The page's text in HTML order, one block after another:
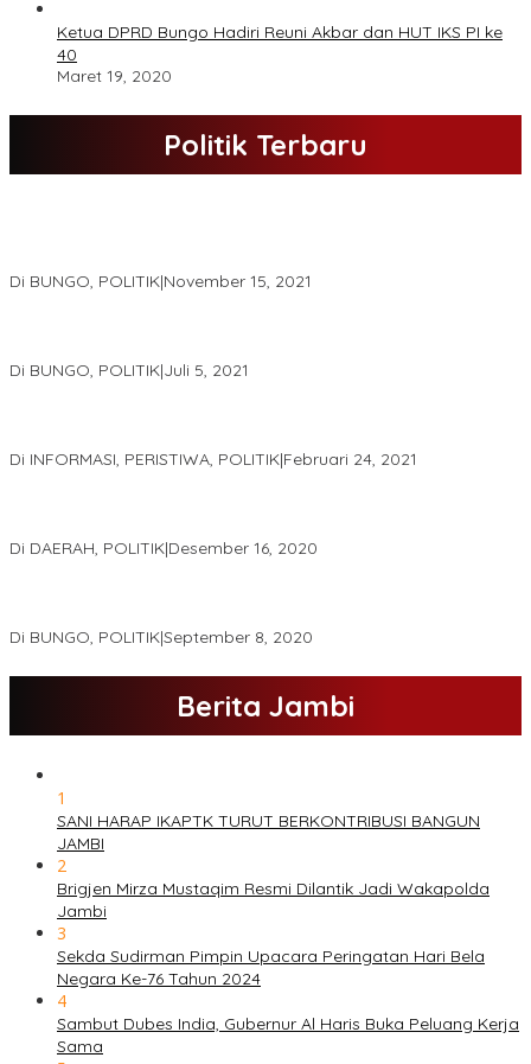
Ketua DPRD Bungo Hadiri Reuni Akbar dan HUT IKS PI ke
40
Maret 19, 2020
Politik Terbaru
Di BUNGO, POLITIK|November 15, 2021
Di BUNGO, POLITIK|Juli 5, 2021
Di INFORMASI, PERISTIWA, POLITIK|Februari 24, 2021
Di DAERAH, POLITIK|Desember 16, 2020
Di BUNGO, POLITIK|September 8, 2020
Berita Jambi
1
SANI HARAP IKAPTK TURUT BERKONTRIBUSI BANGUN
JAMBI
2
Brigjen Mirza Mustaqim Resmi Dilantik Jadi Wakapolda
Jambi
3
Sekda Sudirman Pimpin Upacara Peringatan Hari Bela
Negara Ke-76 Tahun 2024
4
Sambut Dubes India, Gubernur Al Haris Buka Peluang Kerja
Sama